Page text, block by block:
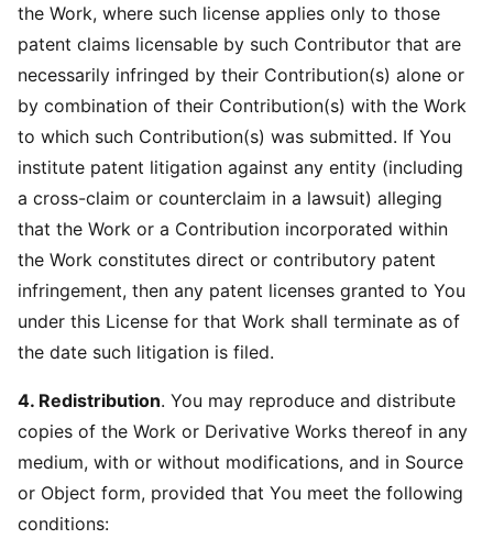
the Work, where such license applies only to those
patent claims licensable by such Contributor that are
necessarily infringed by their Contribution(s) alone or
by combination of their Contribution(s) with the Work
to which such Contribution(s) was submitted. If You
institute patent litigation against any entity (including
a cross-claim or counterclaim in a lawsuit) alleging
that the Work or a Contribution incorporated within
the Work constitutes direct or contributory patent
infringement, then any patent licenses granted to You
under this License for that Work shall terminate as of
the date such litigation is filed.
4. Redistribution. You may reproduce and distribute
copies of the Work or Derivative Works thereof in any
medium, with or without modifications, and in Source
or Object form, provided that You meet the following
conditions: